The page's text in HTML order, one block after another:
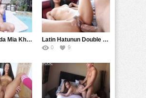
mayosu sadece vajinasının üstünü
Bu nedenle adam, çok hızlı
olmuş ve zevke gelmiştir.
bu Latin güzeli kadına bazı
dokunmak zorunda kalır. Bu
kadının herhangi bir tepki
daha cüretkar davranmasına
vajinasına yakın yerlere dokunmakta
hala tepki vermeyince en sonunda
Havuz Başında Mia Khalifa Pornosu Latin Hatunun Double Orgazmı
0 9